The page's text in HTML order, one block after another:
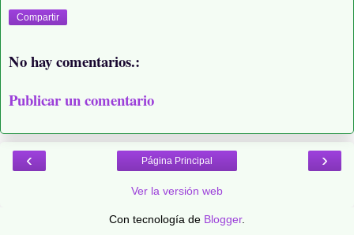
Compartir
No hay comentarios.:
Publicar un comentario
‹ ›
Página Principal
Ver la versión web
Con tecnología de Blogger.